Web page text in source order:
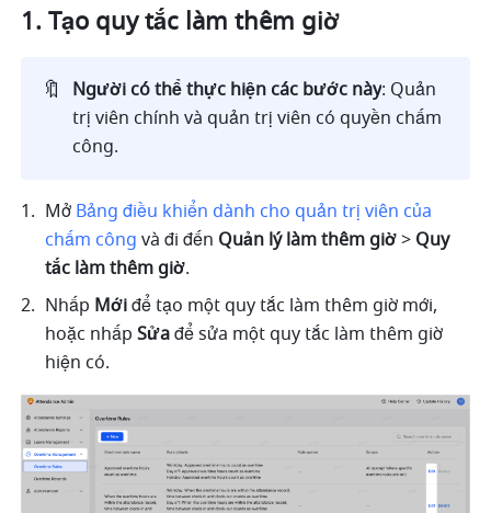
Tạo quy tắc làm thêm giờ
🔖 Người có thể thực hiện các bước này: Quản
trị viên chính và quản trị viên có quyền chấm
công.
Mở Bảng điều khiển dành cho quản trị viên của
chấm công và đi đến Quản lý làm thêm giờ > Quy
tắc làm thêm giờ.
Nhấp Mới để tạo một quy tắc làm thêm giờ mới,
hoặc nhấp Sửa để sửa một quy tắc làm thêm giờ
hiện có.